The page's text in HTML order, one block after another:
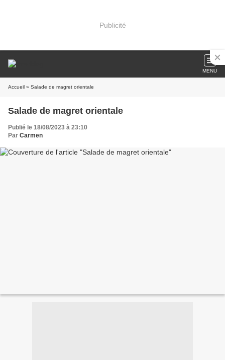
Publicité
MENU
Accueil » Salade de magret orientale
Salade de magret orientale
Publié le 18/08/2023 à 23:10
Par Carmen